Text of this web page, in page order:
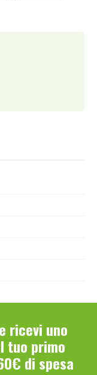
ricevi uno
tuo primo
di spesa